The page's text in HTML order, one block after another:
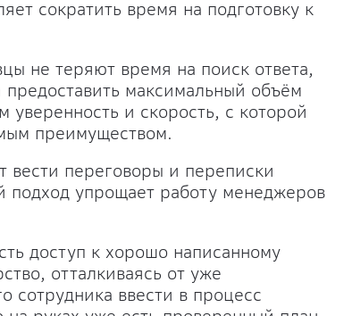
сократить время на подготовку к
не теряют время на поиск ответа,
предоставить максимальный объём
и скорость, с которой
преимуществом.
вести переговоры и переписки
подход упрощает работу менеджеров
доступ к хорошо написанному
отталкиваясь от уже
сотрудника ввести в процесс